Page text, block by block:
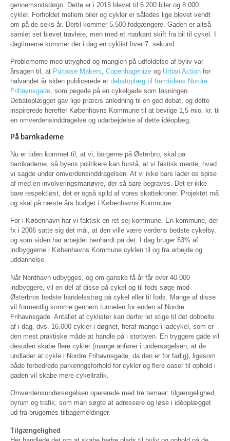
gennemsnitsdøgn. Dette er i 2015 blevet til 6.200 biler og 8.000
cykler. Forholdet mellem biler og cykler er således lige blevet vendt
om på de seks år. Dertil kommer 5.500 fodgængere. Gaden er altså
samlet set blevet travlere, men med et markant skift fra bil til cykel. I
dagtimerne kommer der i dag en cyklist hver 7. sekund.
Problemerne med utryghed og manglen på udfoldelse af byliv var
årsagen til, at Purpose Makers, Copenhagenize og Urban Action for
halvandet år siden publicerede et debatoplæg til fremtidens Nordre
Frihavnsgade, som pegede på en cykelgade som løsningen.
Debatoplægget gav lige præcis anledning til en god debat, og dette
inspirerede herefter Københavns Kommune til at bevilge 1,5 mio. kr. til
en omverdensinddragelse og udarbejdelse af dette idéoplæg.
På barrikaderne
Nu er tiden kommet til, at vi, borgerne på Østerbro, skal på
barrikaderne, så byens politikere kan forstå, at vi faktisk mente, hvad
vi sagde under omverdensinddragelsen. At vi ikke bare lader os spise
af med en involveringsmanøvre, der så bare begraves. Det er ikke
bare respektløst, det er også spild af vores skattekroner. Projektet må
og skal på næste års budget i Københavns Kommune.
For i København har vi faktisk en ret sej kommune. En kommune, der
fx i 2006 satte sig det mål, at den ville være verdens bedste cykelby,
og som siden har arbejdet benhårdt på det. I dag bruger 63% af
indbyggerne i Københavns Kommune cyklen til og fra arbejde og
uddannelse.
Når Nordhavn udbygges, og om ganske få år får over 40.000
indbyggere, vil en del af disse på cykel og til fods søge mod
Østerbros bedste handelsstrøg på cykel eller til fods. Mange af disse
vil formentlig komme gennem tunnelen for enden af Nordre
Frihavnsgade. Antallet af cyklister kan derfor let stige til det dobbelte
af i dag, dvs. 16.000 cykler i døgnet, heraf mange i ladcykel, som er
den mest praktiske måde at handle på i storbyen. En tryggere gade vil
desuden skabe flere cykler (mange anfører i undersøgelsen, at de
undlader at cykle i Nordre Frihavnsgade, da den er for farlig), ligesom
både forbedrede parkeringsforhold for cykler og flere oaser til ophold i
gaden vil skabe mere cykeltrafik.
Omverdensundersøgelsen opererede med tre temaer: tilgængelighed,
byrum og trafik, som man søgte at adressere og løse i idéoplægget
ud fra brugernes tilbagemeldinger.
Tilgængelighed